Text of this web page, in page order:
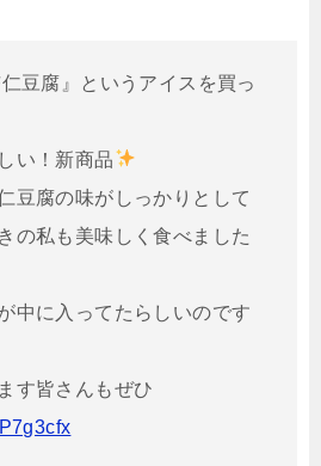
仁豆腐』というアイスを買っ
い！新商品
豆腐の味がしっかりとして
の私も美味しく食べました
中に入ってたらしいのです
す皆さんもぜひ